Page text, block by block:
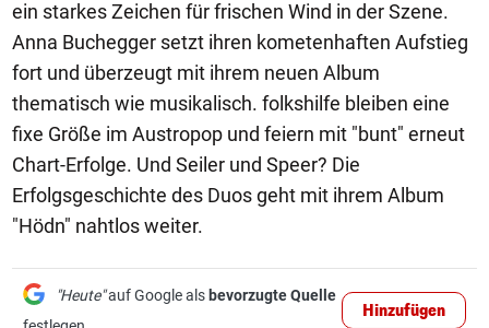
ein starkes Zeichen für frischen Wind in der Szene.
Anna Buchegger setzt ihren kometenhaften Aufstieg
fort und überzeugt mit ihrem neuen Album
thematisch wie musikalisch. folkshilfe bleiben eine
fixe Größe im Austropop und feiern mit "bunt" erneut
Chart-Erfolge. Und Seiler und Speer? Die
Erfolgsgeschichte des Duos geht mit ihrem Album
"Hödn" nahtlos weiter.
"Heute"auf Google als bevorzugte Quelle
Hinzufügen